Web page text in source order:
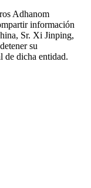
Adhanom
información
Sr. Xi Jinping,
su
de dicha entidad.